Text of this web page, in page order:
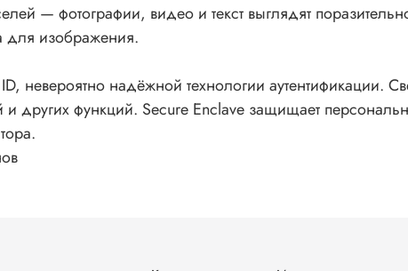
— фотографии, видео и текст выглядят
для изображения.
невероятно надёжной технологии аутентификации.
и других функций. Secure Enclave защищает